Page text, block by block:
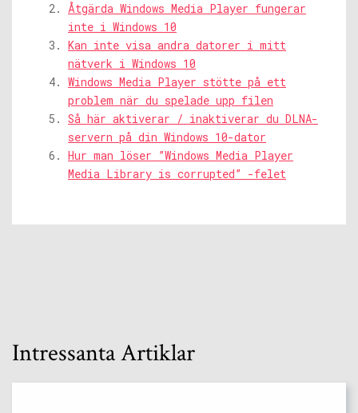
Åtgärda Windows Media Player fungerar
inte i Windows 10
Kan inte visa andra datorer i mitt
nätverk i Windows 10
Windows Media Player stötte på ett
problem när du spelade upp filen
Så här aktiverar / inaktiverar du DLNA-
servern på din Windows 10-dator
Hur man löser ”Windows Media Player
Media Library is corrupted” -felet
Intressanta Artiklar